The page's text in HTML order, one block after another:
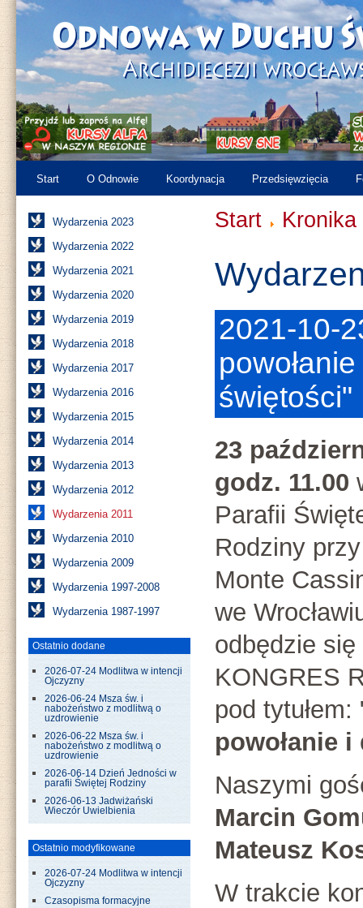
Start O Odnowie Koordynacja Przedsięwzięcia
Wydarzenia 2023
Wydarzenia 2022
Wydarzenia 2021
Wydarzenia 2020
Wydarzenia 2019
Wydarzenia 2018
Wydarzenia 2017
Wydarzenia 2016
Wydarzenia 2015
Wydarzenia 2014
Wydarzenia 2013
Wydarzenia 2012
Wydarzenia 2011
Wydarzenia 2010
Wydarzenia 2009
Wydarzenia 1997-2008
Wydarzenia 1987-1997
Ostatnio dodane
2026-07-24 Modlitwa w intencji
Ojczyzny
2026-06-24 Msza św. i
nabożeństwo z modlitwą o
uzdrowienie
2026-06-22 Msza św. i
nabożeństwo z modlitwą o
uzdrowienie
2026-06-14 Dzień Jedności w
parafii Świętej Rodziny
2026-06-13 Jadwiżański
Wieczór Uwielbienia
Ostatnio modyfikowane
2026-07-24 Modlitwa w intencji
Ojczyzny
Czasopisma formacyjne
Start Kronika
2021-10-
świętości"
23
godz. 11.00
Parafii
Rodziny
Monte
we
odbędzie się
KONGRES
pod tytułem:
powołanie
Naszymi
Marcin
Mateusz
W trakcie